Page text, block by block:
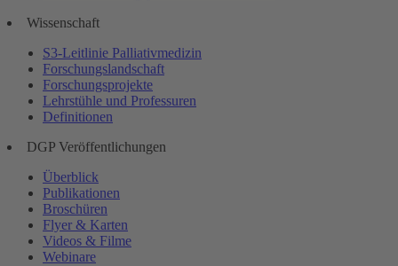
Wissenschaft
S3-Leitlinie Palliativmedizin
Forschungslandschaft
Forschungsprojekte
Lehrstühle und Professuren
Definitionen
DGP Veröffentlichungen
Überblick
Publikationen
Broschüren
Flyer & Karten
Videos & Filme
Webinare